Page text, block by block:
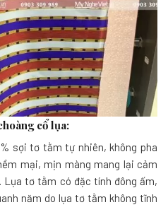
cổ lụa:
sợi tơ tằm tự nhiên, không pha
mại, mịn màng mang lại cảm
Lụa tơ tằm có đặc tính đông ấm,
năm do lụa tơ tằm không tĩnh